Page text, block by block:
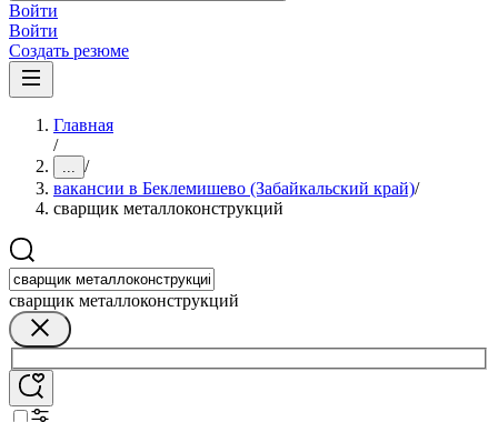
Войти
Войти
Создать резюме
Главная
/
... /
вакансии в Беклемишево (Забайкальский край)/
сварщик металлоконструкций
сварщик металлоконструкций